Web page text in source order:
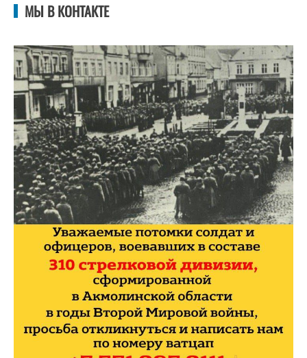
МЫ В КОНТАКТЕ